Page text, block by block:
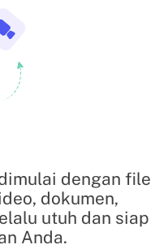
dengan file
dokumen,
utuh dan siap
Anda.